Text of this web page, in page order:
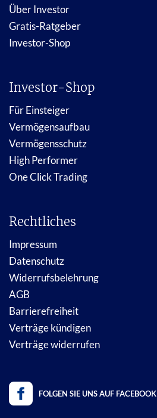
Über Investor
Gratis-Ratgeber
Investor-Shop
Investor-Shop
Für Einsteiger
Vermögensaufbau
Vermögensschutz
High Performer
One Click Trading
Rechtliches
Impressum
Datenschutz
Widerrufsbelehrung
AGB
Barrierefreiheit
Verträge kündigen
Verträge widerrufen
FOLGEN SIE UNS AUF FACEBOOK